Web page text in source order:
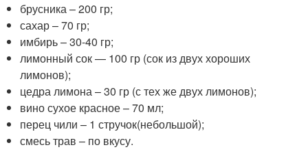
брусника – 200 гр;
сахар – 70 гр;
имбирь – 30-40 гр;
лимонный сок — 100 гр (сок из двух хороших
лимонов);
цедра лимона – 30 гр (с тех же двух лимонов);
вино сухое красное – 70 мл;
перец чили – 1 стручок(небольшой);
смесь трав – по вкусу.